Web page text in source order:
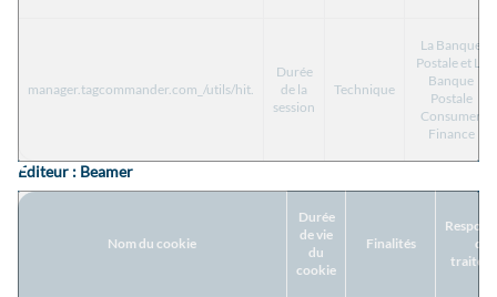
manager.tagcommander.com_/utils/hit.
Durée
de la
session
Technique
La Banque
Postale et La
Banque
Postale
Consumer
Finance
Editeur : Beamer
Nom du cookie
Durée
de vie
du
cookie
Finalités
de